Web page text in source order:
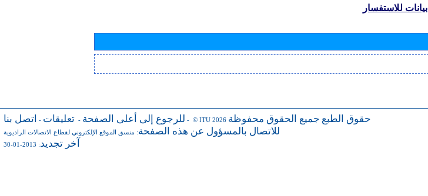
بيانات للاستفسار
للرجوع إلى أعلى الصفحة - تعليقات - اتصل بنا - © ITU 2026 حقوق الطبع جميع الحقوق محفوظة
للاتصال بالمسؤول عن هذه الصفحة: منسق الموقع الإلكتروني لقطاع الاتصالات الراديوية
آخر تجديد: 2013-01-30